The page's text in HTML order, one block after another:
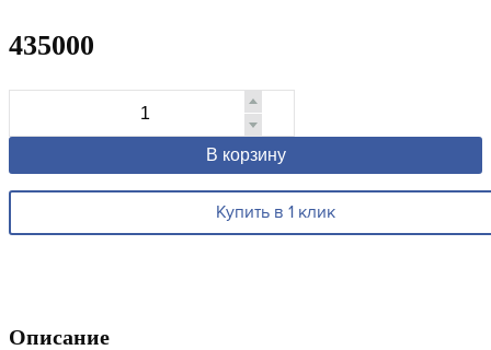
435000
В корзину
Купить в 1 клик
Описание